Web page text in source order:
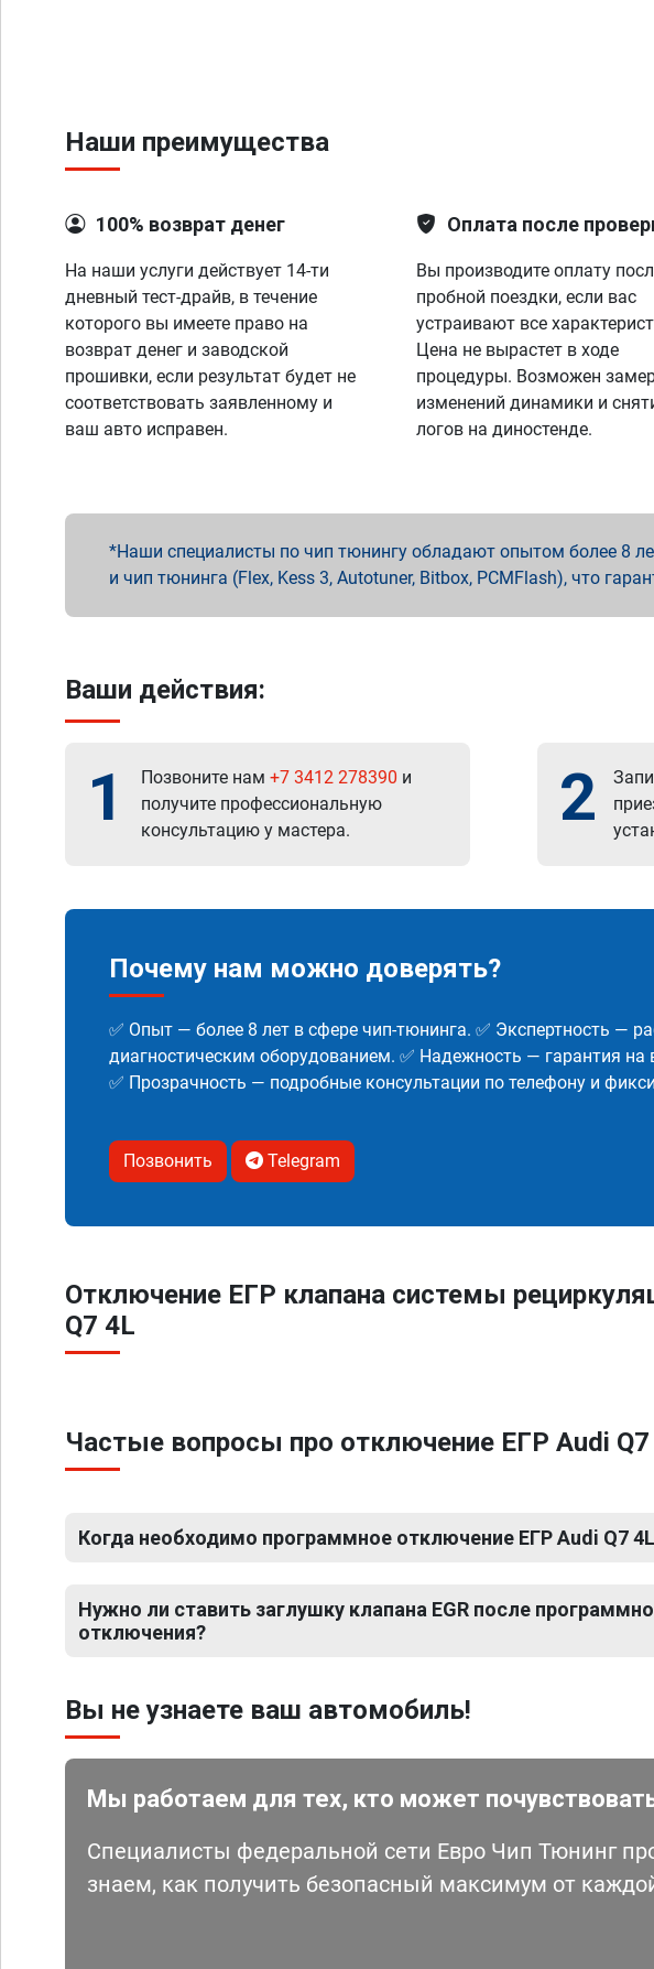
Наши преимущества
100% возврат денег
На наши услуги действует 14-ти
дневный тест-драйв, в течение
которого вы имеете право на
возврат денег и заводской
прошивки, если результат будет не
соответствовать заявленному и
ваш авто исправен.
Оплата после
Вы производите оплату
пробной поездки, если вас
устраивают все
Цена не вырастет в ходе
процедуры. Возможен
изменений динамики и
логов на диностенде.
Наши специалисты по чип тюнингу обладают опытом более 8
и чип тюнинга (Flex, Kess 3, Autotuner, Bitbox, PCMFlash), что
Ваши действия:
1 Позвоните нам +7 3412 278390 и
получите профессиональную
консультацию у мастера.
2
Почему нам можно доверять?
✅ Опыт — более 8 лет в сфере чип-тюнинга. ✅ Экспертность —
диагностическим оборудованием. ✅ Надежность — гарантия на
✅ Прозрачность — подробные консультации по телефону и
Позвонить Telegram
Отключение ЕГР клапана системы
Q7 4L
Частые вопросы про отключение ЕГР Audi
Когда необходимо программное отключение ЕГР Audi Q7
Нужно ли ставить заглушку клапана EGR после
отключения?
Вы не узнаете ваш автомобиль!
Мы работаем для тех, кто может
Специалисты федеральной сети Евро Чип Тюнинг
знаем, как получить безопасный максимум от